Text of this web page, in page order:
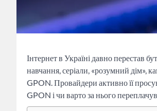
Інтернет в Україні давно перестав
навчання, серіали, «розумний дім»,
GPON. Провайдери активно її
GPON і чи варто за нього